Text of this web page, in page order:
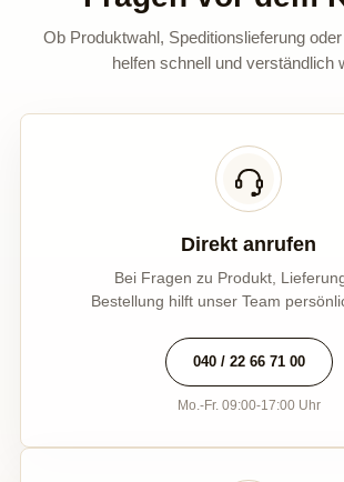
Ob Produktwahl, Speditionslieferung
helfen schnell und verständlich
Direkt anrufen
Bei Fragen zu Produkt,
Bestellung hilft unser Team
040 / 22 66 71 00
Mo.-Fr. 09:00-17:00 Uhr